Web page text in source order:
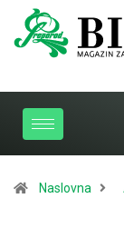
Naslovna